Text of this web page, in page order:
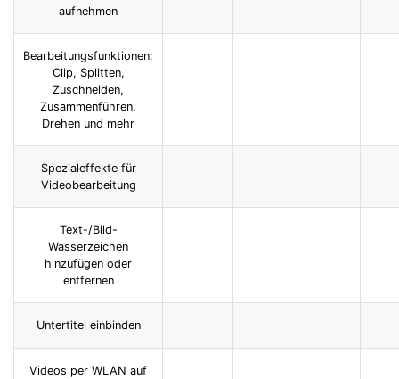
aufnehmen
Bearbeitungsfunktionen:
Clip, Splitten,
Zuschneiden,
Zusammenführen,
Drehen und mehr
Spezialeffekte für
Videobearbeitung
Text-/Bild-
Wasserzeichen
hinzufügen oder
entfernen
Untertitel einbinden
Videos per WLAN auf